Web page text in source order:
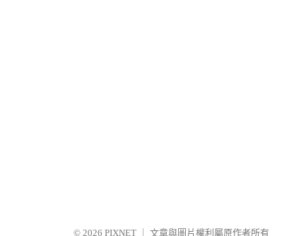
© 2026 PIXNET 文章與圖片權利屬原作者所有